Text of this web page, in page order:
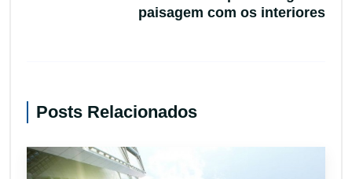
paisagem com os interiores
Posts Relacionados